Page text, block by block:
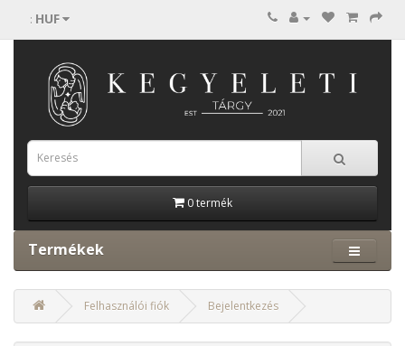
: HUF
0 termék
Termékek
Felhasználói fiók Bejelentkezés